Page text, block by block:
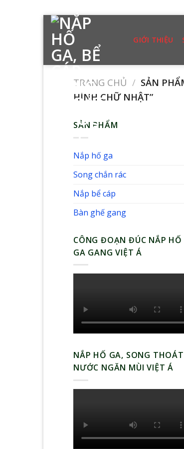
Skip
content
GIỚI THIỆU
TRANG CHỦ / SẢN
HÌNH CHỮ NHẬT”
SẢN PHẨM
Nắp hố ga
Song chắn rác
Nắp bể cáp
Bàn ghế gang
CÔNG ĐOẠN ĐÚC NẮP HỐ
GA GANG VIỆT Á
NẮP HỐ GA, SONG THOÁT
NƯỚC NGĂN MÙI VIỆT Á